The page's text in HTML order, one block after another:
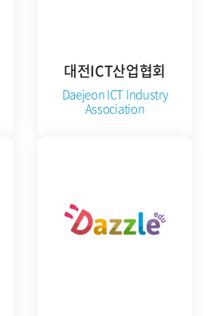
대전ICT산업협회
Daejeon ICT Industry
Association